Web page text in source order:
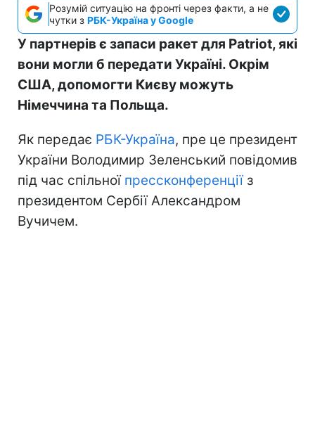
Розумій ситуацію на фронті через факти, а не
чутки з РБК-Україна у Google
У партнерів є запаси ракет для Patriot, які
вони могли б передати Україні. Окрім
США, допомогти Києву можуть
Німеччина та Польща.
Як передає РБК-Україна, пре це президент
України Володимир Зеленський повідомив
під час спільної прессконференціїз
президентом Сербії Александром
Вучичем.